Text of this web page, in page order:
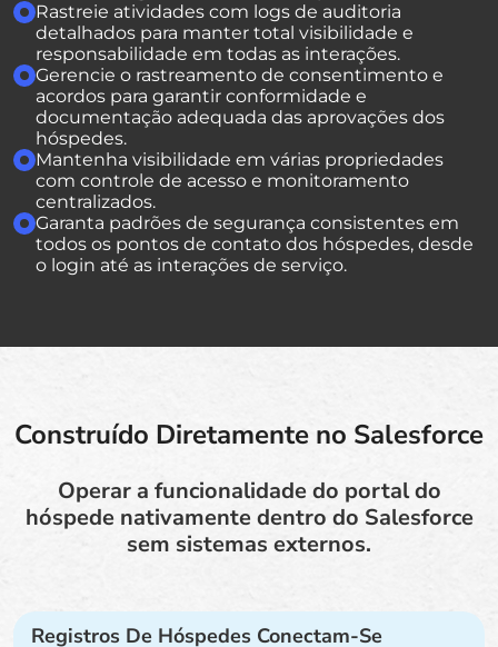
Rastreie atividades com logs de auditoria
detalhados para manter total visibilidade e
responsabilidade em todas as interações.
Gerencie o rastreamento de consentimento e
acordos para garantir conformidade e
documentação adequada das aprovações dos
hóspedes.
Mantenha visibilidade em várias propriedades
com controle de acesso e monitoramento
centralizados.
Garanta padrões de segurança consistentes em
todos os pontos de contato dos hóspedes, desde
o login até as interações de serviço.
Construído Diretamente no Salesforce
Operar a funcionalidade do portal do
hóspede nativamente dentro do Salesforce
sem sistemas externos.
Registros De Hóspedes Conectam-Se